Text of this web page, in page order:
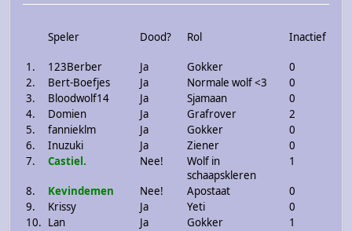
Speler Dood? Rol Inactief
1. 123Berber Ja Gokker
0
2.
Bert-Boefjes Ja Normale wolf <3
0
3.
Bloodwolf14 Ja Sjamaan
0
4.
Domien Ja Grafrover
2
5.
fannieklm Ja Gokker
0
6.
Inuzuki Ja Ziener
0
7.
Castiel. Nee!
Wolf in
schaapskleren
1
8. Kevindemen Nee! Apostaat
0
9.
Krissy Ja Yeti
0
10. Lan Ja Gokker 1